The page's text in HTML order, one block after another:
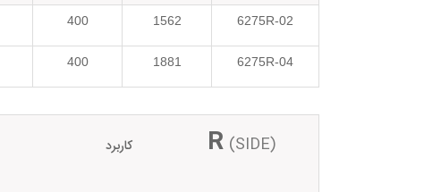
6275R-02
1562
400
6275R-04
1881
400
R (SIDE) کاربرد